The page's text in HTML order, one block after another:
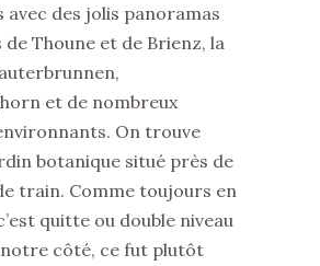
avec des jolis panoramas
de Thoune et de Brienz, la
et de nombreux
On trouve
botanique situé près de
train. Comme toujours en
quitte ou double niveau
côté, ce fut plutôt